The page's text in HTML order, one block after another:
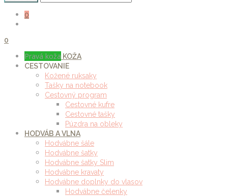
0
0
Pravá koža KOŽA
CESTOVANIE
Kožené ruksaky
Tašky na notebook
Cestovný program
Cestovné kufre
Cestovné tašky
Púzdra na obleky
HODVÁB A VLNA
Hodvábne šále
Hodvábne šatky
Hodvábne šatky Slim
Hodvábne kravaty
Hodvábne doplnky do vlasov
Hodvábne čelenky